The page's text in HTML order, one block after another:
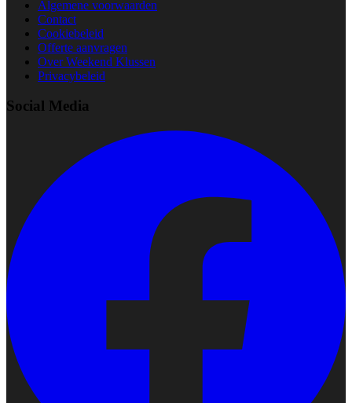
Algemene voorwaarden
Contact
Cookiebeleid
Offerte aanvragen
Over Weekend Klussen
Privacybeleid
Social Media